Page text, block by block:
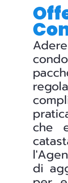
che
di